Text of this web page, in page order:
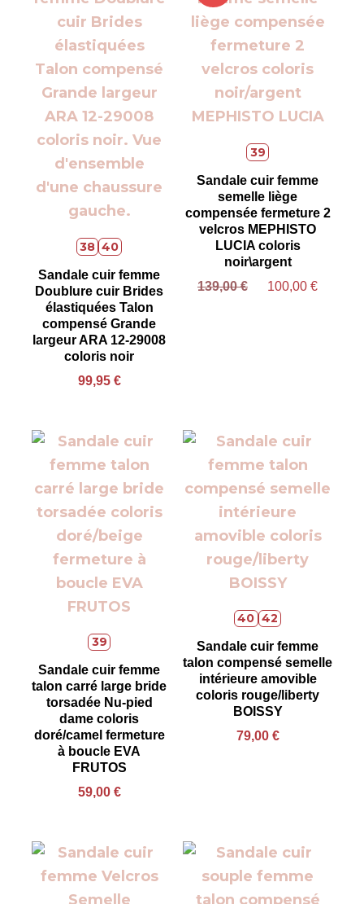
38 40
Sandale cuir femme
Doublure cuir Brides
élastiquées Talon
compensé Grande
largeur ARA 12-29008
coloris noir
99,95 €
39
Sandale cuir femme
semelle liège
compensée fermeture 2
velcros MEPHISTO
LUCIA coloris
noir\argent
139,00€ 100,00 €
39
Sandale cuir femme
talon carré large bride
torsadée Nu-pied
dame coloris
doré/camel fermeture
à boucle EVA
FRUTOS
59,00 €
40 42
Sandale cuir femme
talon compensé semelle
intérieure amovible
coloris rouge/liberty
BOISSY
79,00 €